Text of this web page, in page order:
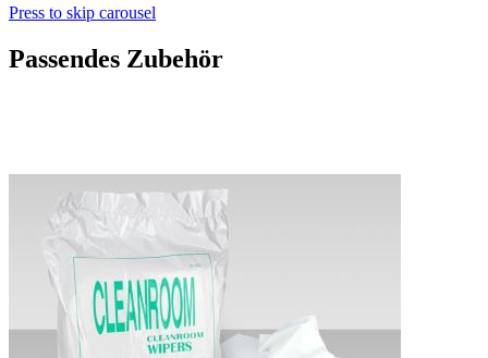
Press to skip carousel
Passendes Zubehör